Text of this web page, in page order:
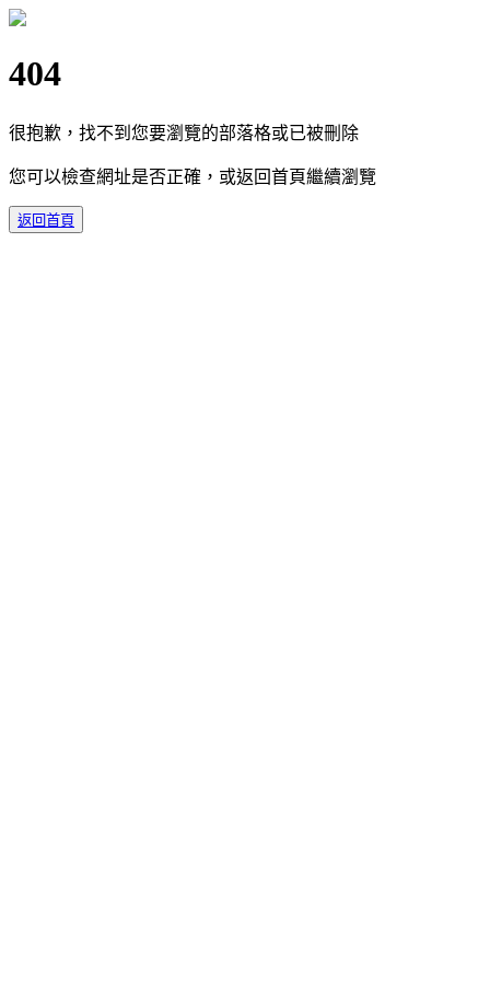
404
很抱歉，找不到您要瀏覽的部落格或已被刪除
您可以檢查網址是否正確，或返回首頁繼續瀏覽
返回首頁